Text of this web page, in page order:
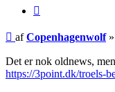
Indlæg
afCopenhagenwolf»
Det er nok oldnews,
https://3point.dk/troels-